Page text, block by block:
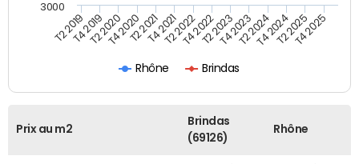
Rhône Brindas
T2 2019T4 2019T2 2020T4 2020T2 2021T4 2021T2 2022T4 2022T2 2023T4 2023T2 2024T4 2024T2 2025T4 2025
3000
Prix au m2
Brindas
(69126)
Rhône